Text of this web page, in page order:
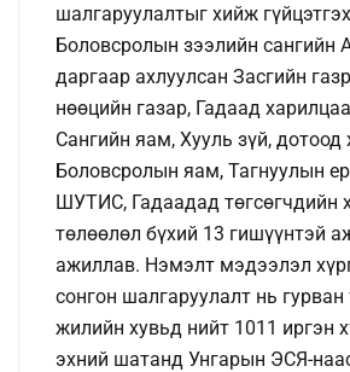
шалгаруулалтыг хийж
Боловсролын зээлийн сангийн
даргаар ахлуулсан Засгийн
нөөцийн газар, Гадаад
Сангийн яам, Хууль зүй, дотоод
Боловсролын яам, Тагнуулын
ШУТИС, Гадаадад төгсөгчдийн
төлөөлөл бүхий 13 гишүүнтэй
ажиллав. Нэмэлт мэдээлэл
сонгон шалгаруулалт нь
жилийн хувьд нийт 1011 иргэн
эхний шатанд Унгарын ЭСЯ-